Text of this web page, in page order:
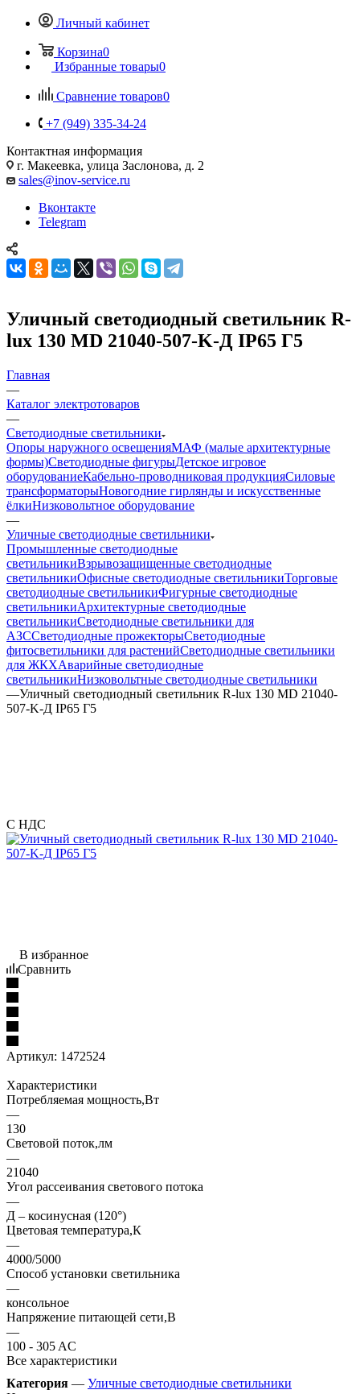
Личный кабинет
Корзина0
Избранные товары0
Сравнение товаров0
+7 (949) 335-34-24
Контактная информация
г. Макеевка, улица Заслонова, д. 2
sales@inov-service.ru
Вконтакте
Telegram
Уличный светодиодный светильник R-
lux 130 MD 21040-507-K-Д IP65 Г5
Главная
—
Каталог электротоваров
—
Светодиодные светильники
Опоры наружного освещенияМАФ (малые архитектурные
формы)Светодиодные фигурыДетское игровое
оборудованиеКабельно-проводниковая продукцияСиловые
трансформаторыНовогодние гирлянды и искусственные
ёлкиНизковольтное оборудование
—
Уличные светодиодные светильники
Промышленные светодиодные
светильникиВзрывозащищенные светодиодные
светильникиОфисные светодиодные светильникиТорговые
светодиодные светильникиФигурные светодиодные
светильникиАрхитектурные светодиодные
светильникиСветодиодные светильники для
АЗССветодиодные прожекторыСветодиодные
фитосветильники для растенийСветодиодные светильники
для ЖКХАварийные светодиодные
светильникиНизковольтные светодиодные светильники
—Уличный светодиодный светильник R-lux 130 MD 21040-
507-K-Д IP65 Г5
С НДС
В избранное
Сравнить
Артикул: 1472524
Характеристики
Потребляемая мощность,Вт
—
130
Световой поток,лм
—
21040
Угол рассеивания светового потока
—
Д – косинусная (120°)
Цветовая температура,К
—
4000/5000
Способ установки светильника
—
консольное
Напряжение питающей сети,В
—
100 - 305 AC
Все характеристики
Категория — Уличные светодиодные светильники